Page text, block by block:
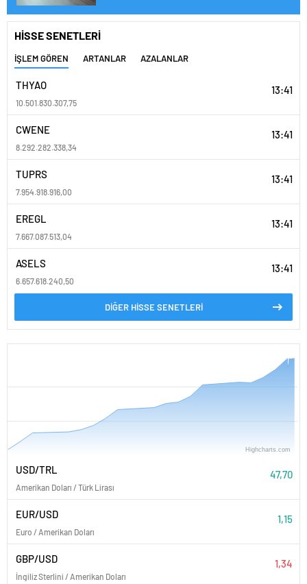
HİSSE SENETLERİ
İŞLEM GÖREN ARTANLAR AZALANLAR
THYAO
10.501.830.307,75
13:41
CWENE
8.292.282.338,34
13:41
TUPRS
7.954.918.916,00
13:41
EREGL
7.667.087.513,04
13:41
ASELS
6.657.618.240,50
13:41
DİĞER HİSSE SENETLERİ
20. Temmuz
Highcharts.com
USD/TRL
Amerikan Doları / Türk Lirası
47,70
EUR/USD
Euro / Amerikan Doları
1,15
GBP/USD
İngiliz Sterlini / Amerikan Doları
1,34